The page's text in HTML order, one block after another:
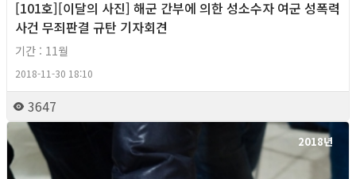
[101호][이달의 사진] 해군 간부에 의한 성소수자 여군 성폭력
사건 무죄판결 규탄 기자회견
기간 : 11월
2018-11-30 18:10
3647
2018년